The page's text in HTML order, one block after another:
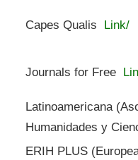
Capes Qualis Link/
Journals for Free
Latinoamericana
Humanidades y
ERIH PLUS